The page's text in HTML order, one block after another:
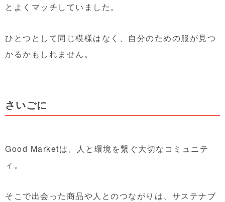
とよくマッチしていました。
ひとつとして同じ模様はなく、自分のための服が見つ
かるかもしれません。
さいごに
Good Marketは、人と環境を繋ぐ大切なコミュニテ
ィ。
そこで出会った商品や人とのつながりは、 サステナブ